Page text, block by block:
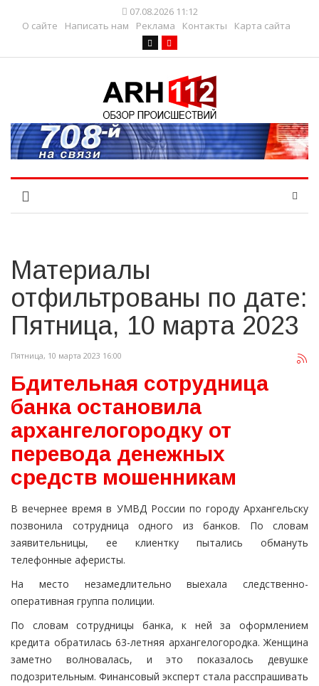
07.08.2026 11:12
О сайте
Написать нам Реклама Контакты Карта сайта
Материалы
отфильтрованы по дате:
Пятница, 10 марта 2023
Пятница, 10 марта 2023 16:00
Бдительная сотрудница
банка остановила
архангелогородку от
перевода денежных
средств мошенникам
В вечернее время в УМВД России по городу Архангельску
позвонила сотрудница одного из банков. По словам
заявительницы, ее клиентку пытались обмануть
телефонные аферисты.
На место незамедлительно выехала следственно-
оперативная группа полиции.
По словам сотрудницы банка, к ней за оформлением
кредита обратилась 63-летняя архангелогородка. Женщина
заметно волновалась, и это показалось девушке
подозрительным. Финансовый эксперт стала расспрашивать